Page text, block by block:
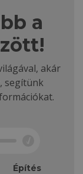
a
akár
segítünk
Építés